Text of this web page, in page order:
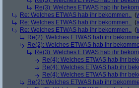
Re(3): Welches ETWAS hab ihr
Re: Welches ETWAS hab ihr bekommen.. (
Re: Welches ETWAS hab ihr bekommen.. (
Re: Welches ETWAS hab ihr bekommen.. (
Re(2): Welches ETWAS hab ihr
Re(2): Welches ETWAS hab ihr
Re(3): Welches ETWAS hab ihr
Re(4): Welches ETWAS hab ihr
Re(4): Welches ETWAS hab ihr
Re(4): Welches ETWAS hab ihr
Re(2): Welches ETWAS hab ihr